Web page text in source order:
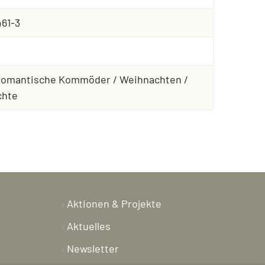
3
Kommöder / Weihnachten /
Aktionen & Projekte
Aktuelles
Newsletter